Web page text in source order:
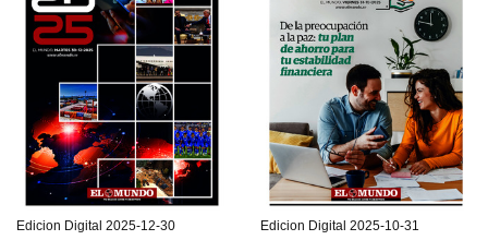
Edicion Digital 2025-12-30 Edicion Digital 2025-10-31